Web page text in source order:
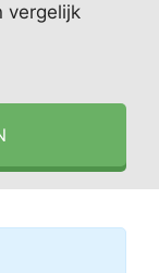
vergelijk